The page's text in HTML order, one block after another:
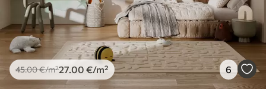
45.00€/m²27 .00 €/m² 6